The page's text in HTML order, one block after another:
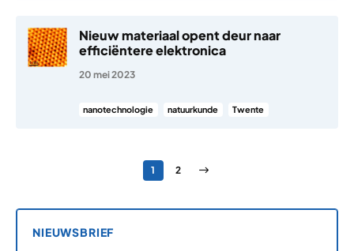
Nieuw materiaal opent deur naar
efficiëntere elektronica
20 mei 2023
nanotechnologie natuurkunde Twente
Berichten paginering
Pagina
1 Pagina
2 Volgende pagina
NIEUWSBRIEF